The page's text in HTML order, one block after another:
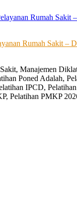
Rumah Sakit
Manajemen
Poned Adalah,
IPCD,
Pelatihan PMKP